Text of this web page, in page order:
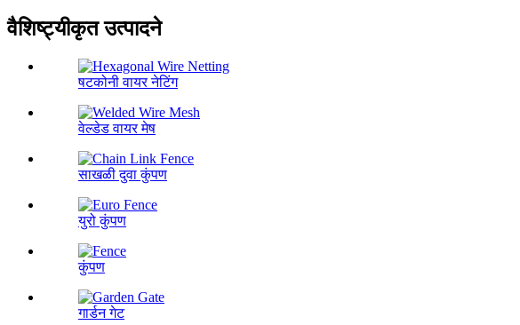
वैशिष्ट्यीकृत उत्पादने
षटकोनी वायर नेटिंग
वेल्डेड वायर मेष
साखळी दुवा कुंपण
युरो कुंपण
कुंपण
गार्डन गेट